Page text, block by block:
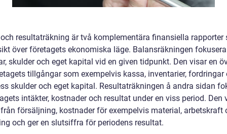
resultaträkning är två komplementära finansiella rapporter
över företagets ekonomiska läge. Balansräkningen
skulder och eget kapital vid en given tidpunkt. Den visar en
tillgångar som exempelvis kassa, inventarier, fordringar
skulder och eget kapital. Resultaträkningen å andra sidan
intäkter, kostnader och resultat under en viss period. Den
försäljning, kostnader för exempelvis material, arbetskraft
och ger en slutsiffra för periodens resultat.